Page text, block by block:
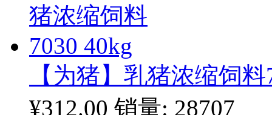
【为猪】乳猪浓缩饲
¥312.00 销量: 28707